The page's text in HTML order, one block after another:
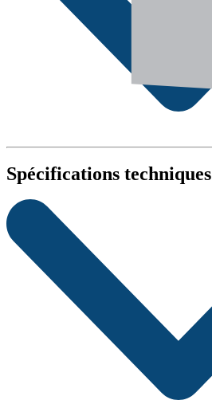
Spécifications techniques